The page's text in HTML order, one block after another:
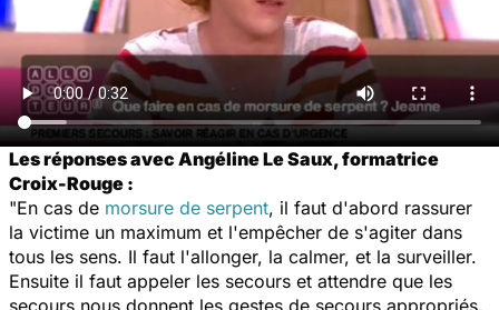
Les réponses avec Angéline Le Saux, formatrice
Croix-Rouge :
"En cas de morsure de serpent, il faut d'abord rassurer
la victime un maximum et l'empêcher de s'agiter dans
tous les sens. Il faut l'allonger, la calmer, et la surveiller.
Ensuite il faut appeler les secours et attendre que les
secours nous donnent les gestes de secours appropriés.